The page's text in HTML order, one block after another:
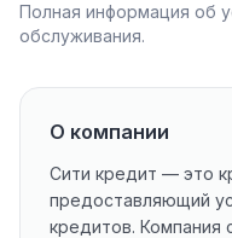
Полная информация об
обслуживания.
О компании
Сити кредит — это
предоставляющий
кредитов. Компания